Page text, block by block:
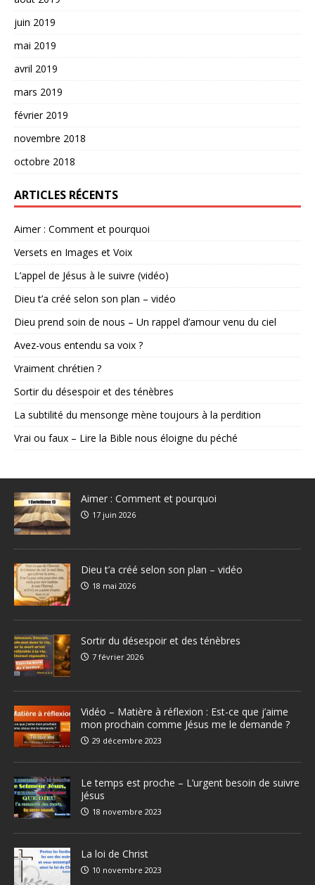
juin 2019
mai 2019
avril 2019
mars 2019
février 2019
novembre 2018
octobre 2018
ARTICLES RÉCENTS
Aimer : Comment et pourquoi
Versets en Images et Voix
L’appel de Jésus à le suivre (vidéo)
Dieu t’a créé selon son plan – vidéo
Dieu prend soin de nous – Un rappel d’amour venu du ciel
Avez-vous entendu sa voix ?
Vraiment chrétien ?
Sortir du désespoir et des ténèbres
La subtilité du mensonge mène toujours à la perdition
Vrai ou faux – Lire la Bible nous éloigne du péché
Aimer : Comment et pourquoi
17 juin 2026
Dieu t’a créé selon son plan – vidéo
18 mai 2026
Sortir du désespoir et des ténèbres
7 février 2026
Vidéo – Matière à réflexion : Est-ce que j’aime
mon prochain comme Jésus me le demande ?
29 décembre 2023
Le temps est proche – L’urgent besoin de suivre
Jésus
18 novembre 2023
La loi de Christ
10 novembre 2023